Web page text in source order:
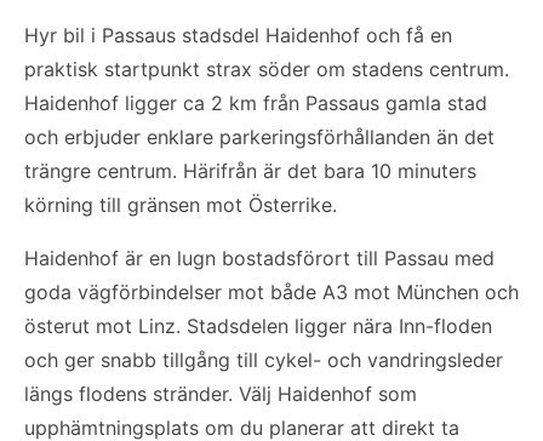
Hyr bil i Passaus stadsdel Haidenhof och få en
praktisk startpunkt strax söder om stadens centrum.
Haidenhof ligger ca 2 km från Passaus gamla stad
och erbjuder enklare parkeringsförhållanden än det
trängre centrum. Härifrån är det bara 10 minuters
körning till gränsen mot Österrike.
Haidenhof är en lugn bostadsförort till Passau med
goda vägförbindelser mot både A3 mot München och
österut mot Linz. Stadsdelen ligger nära Inn-floden
och ger snabb tillgång till cykel- och vandringsleder
längs flodens stränder. Välj Haidenhof som
upphämtningsplats om du planerar att direkt ta